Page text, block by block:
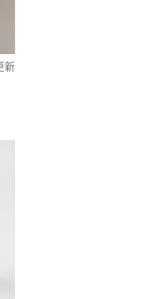
新